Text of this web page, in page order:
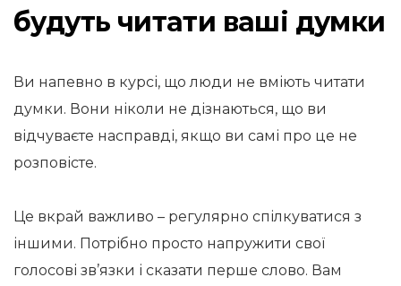
будуть читати ваші думки
Ви напевно в курсі, що люди не вміють читати
думки. Вони ніколи не дізнаються, що ви
відчуваєте насправді, якщо ви самі про це не
розповісте.
Це вкрай важливо – регулярно спілкуватися з
іншими. Потрібно просто напружити свої
голосові зв’язки і сказати перше слово. Вам